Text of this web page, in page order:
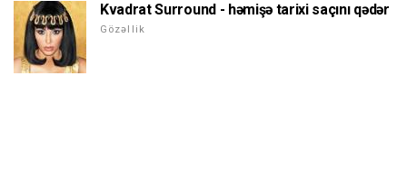
Kvadrat Surround - həmişə tarixi saçını qədər
Gözəllik